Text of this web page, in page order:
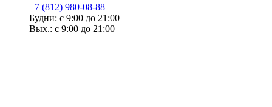
+7 (812) 980-08-88
Будни: с 9:00 до 21:00
Вых.: с 9:00 до 21:00